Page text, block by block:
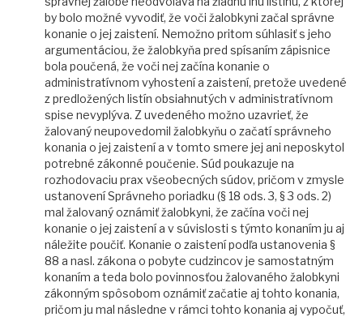
by bolo možné vyvodiť, že voči žalobkyni začal správne
konanie o jej zaistení. Nemožno pritom súhlasiť s jeho
argumentáciou, že žalobkyňa pred spísaním zápisnice
bola poučená, že voči nej začína konanie o
administratívnom vyhostení a zaistení, pretože uvedené
z predložených listín obsiahnutých v administratívnom
spise nevyplýva. Z uvedeného možno uzavrieť, že
žalovaný neupovedomil žalobkyňu o začatí správneho
konania o jej zaistení a v tomto smere jej ani neposkytol
potrebné zákonné poučenie. Súd poukazuje na
rozhodovaciu prax všeobecných súdov, pričom v zmysle
ustanovení Správneho poriadku (§ 18 ods. 3, § 3 ods. 2)
mal žalovaný oznámiť žalobkyni, že začína voči nej
konanie o jej zaistení a v súvislosti s týmto konaním ju aj
náležite poučiť. Konanie o zaistení podľa ustanovenia §
88 a nasl. zákona o pobyte cudzincov je samostatným
konaním a teda bolo povinnosťou žalovaného žalobkyni
zákonným spôsobom oznámiť začatie aj tohto konania,
pričom ju mal následne v rámci tohto konania aj vypočuť,